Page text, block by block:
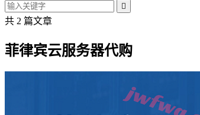

共 2 篇文章
菲律宾云服务器代购